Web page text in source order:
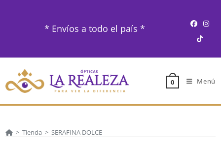
* Envíos a todo el país *
0 Menú
> Tienda > SERAFINA DOLCE